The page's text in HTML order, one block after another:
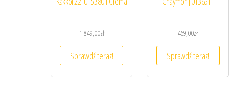
1 849,00zł
Sprawdź teraz!
469,00zł
Sprawdź teraz!